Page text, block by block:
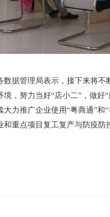
管理局表示，接下来将不
境，努力当好“店小二”，做
推广企业使用“粤商通”和“
和重点项目复工复产与防疫